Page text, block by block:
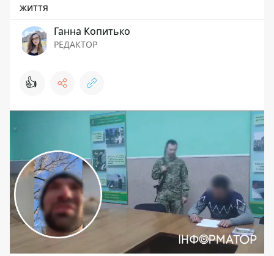
життя
Ганна Копитько
РЕДАКТОР
👍